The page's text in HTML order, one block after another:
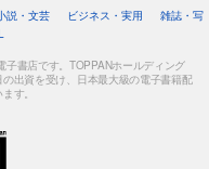
説・文芸 ビジネス・実用
雑誌・写
書店です。TOPPANホールディング
出資を受け、日本最大級の電子書籍配
す。